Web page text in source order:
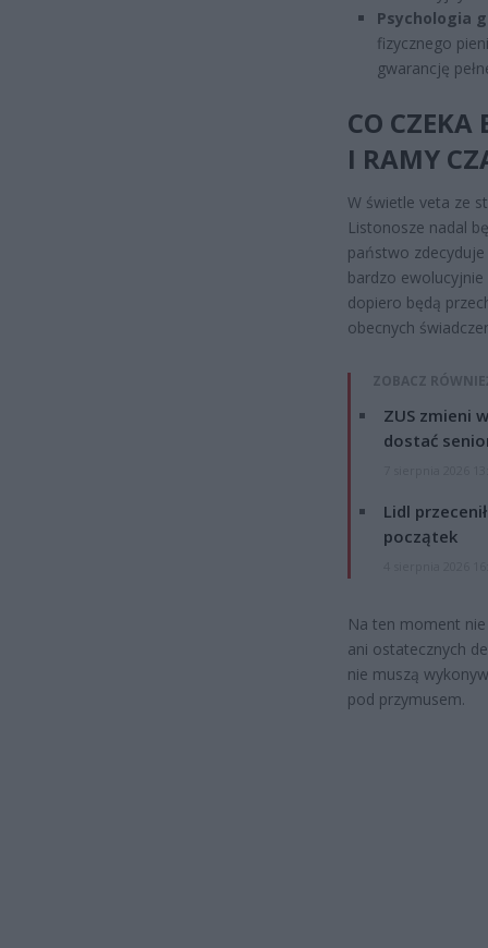
Psychologia
fizycznego
gwarancję
CO CZEKA
I RAMY
W świetle veta ze
Listonosze nadal
państwo
bardzo
dopiero będą
obecnych
ZOBACZ
ZUS zmieni
dostać
Lidl
początek
Na ten moment
ani ostatecznych
nie muszą
pod przymusem.